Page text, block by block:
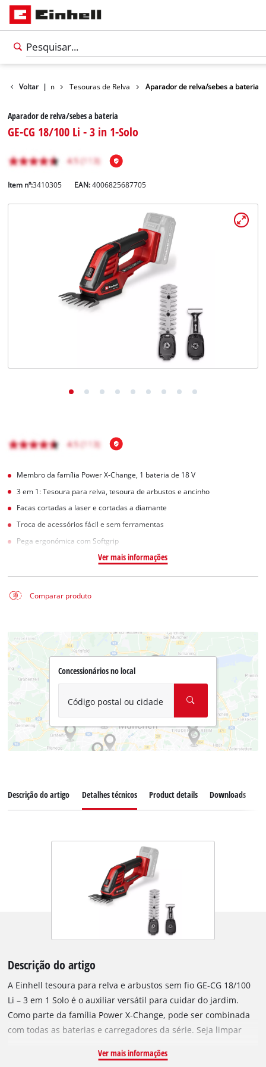
Voltar |
de Jardim Tesouras de Relva Aparador de relva/sebes a bateria
Aparador de relva/sebes a bateria
GE-CG 18/100 Li - 3 in 1-Solo
Item nº:3410305 EAN:4006825687705
Membro da família Power X-Change, 1 bateria de 18 V
3 em 1: Tesoura para relva, tesoura de arbustos e ancinho
Facas cortadas a laser e cortadas a diamante
Troca de acessórios fácil e sem ferramentas
Pega ergonómica com Softgrip
Ver mais informações
Comparar produto
Concessionários no local
Código postal ou cidade
Descrição do artigo Detalhes técnicos Product details Downloads
Descrição do artigo
A Einhell tesoura para relva e arbustos sem fio GE-CG 18/100
Li – 3 em 1 Solo é o auxiliar versátil para cuidar do jardim.
Como parte da família Power X-Change, pode ser combinada
com todas as baterias e carregadores da série. Seja limpar
soltar canteiros, com uma lâmina para cortar relva, lâmina de
Ver mais informações